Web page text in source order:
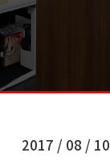
2017 / 08 / 10